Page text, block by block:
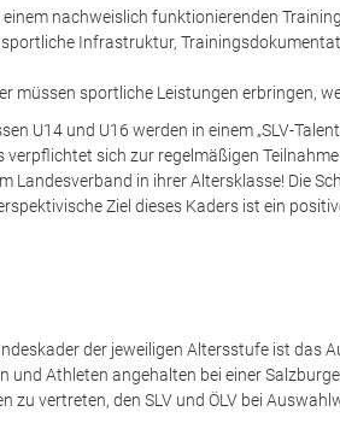
einem nachweislich funktionierenden
Infrastruktur,
müssen sportliche Leistungen erbringen,
U14 und U16 werden in einem „SLV-
verpflichtet sich zur regelmäßigen
Landesverband in ihrer Altersklasse! Die
Ziel dieses Kaders ist ein
der jeweiligen Altersstufe ist
und Athleten angehalten bei einer
zu vertreten, den SLV und ÖLV bei